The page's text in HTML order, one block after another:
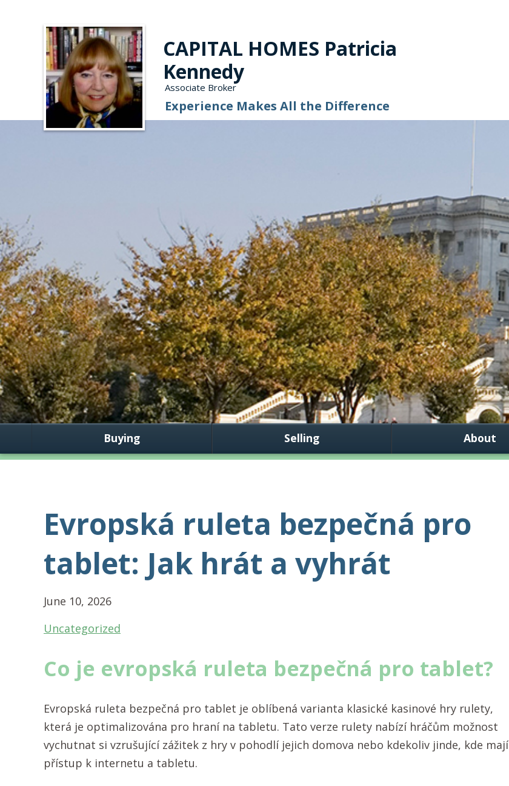
CAPITAL HOMES Patricia
Kennedy
Associate Broker
Experience Makes All the Difference
Buying Selling About
Evropská ruleta bezpečná pro
tablet: Jak hrát a vyhrát
June 10, 2026
Uncategorized
Co je evropská ruleta bezpečná pro tablet?
Evropská ruleta bezpečná pro tablet je oblíbená varianta klasické kasinové hry rulety,
která je optimalizována pro hraní na tabletu. Tato verze rulety nabízí hráčům možnost
vychutnat si vzrušující zážitek z hry v pohodlí jejich domova nebo kdekoliv jinde, kde mají
přístup k internetu a tabletu.